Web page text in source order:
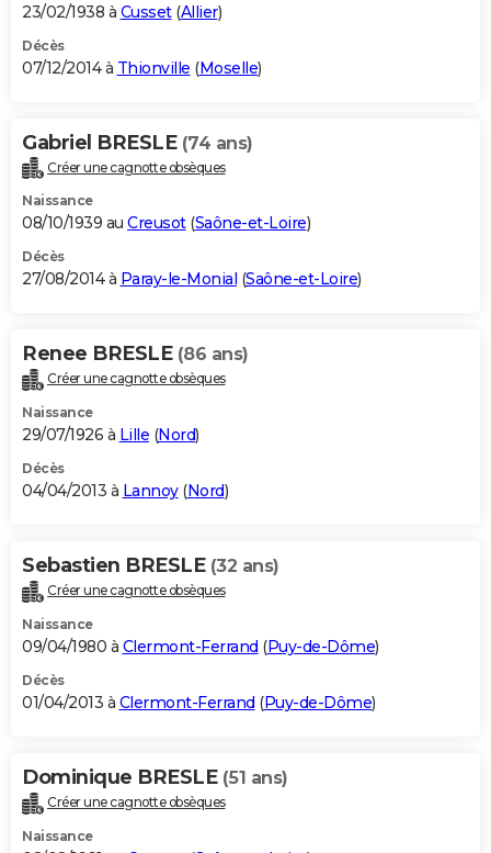
23/02/1938 à Cusset(Allier)
Décès
07/12/2014 à Thionville (Moselle)
Gabriel BRESLE (74 ans)
Créer une cagnotte obsèques
Naissance
08/10/1939 au Creusot(Saône-et-Loire)
Décès
27/08/2014 à Paray-le-Monial (Saône-et-Loire)
Renee BRESLE (86 ans)
Créer une cagnotte obsèques
Naissance
29/07/1926 à Lille (Nord)
Décès
04/04/2013 à Lannoy(Nord)
Sebastien BRESLE (32 ans)
Créer une cagnotte obsèques
Naissance
09/04/1980 à Clermont-Ferrand (Puy-de-Dôme)
Décès
01/04/2013 à Clermont-Ferrand (Puy-de-Dôme)
Dominique BRESLE (51 ans)
Créer une cagnotte obsèques
Naissance